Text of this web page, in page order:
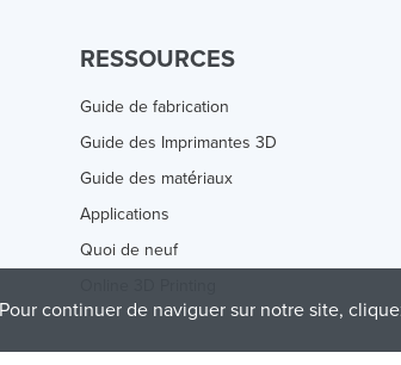
RESSOURCES
Guide de fabrication
Guide des Imprimantes 3D
Guide des matériaux
Applications
Quoi de neuf
continuer de naviguer sur notre site,